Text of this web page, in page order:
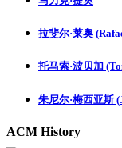
拉斐尔·莱奥
托马索·波贝加
朱尼尔·梅西亚斯
ACM History